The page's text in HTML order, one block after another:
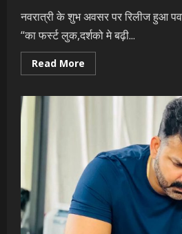
नवरात्री के शुभ अवसर पर रिलीज हुआ
“का फर्स्ट लुक,दर्शको मे बढ़ी...
Read More
more
पवन
सिंह
की
फ़िल्म
“मोहरा
“का
फर्स्ट
लुक,दर्शको